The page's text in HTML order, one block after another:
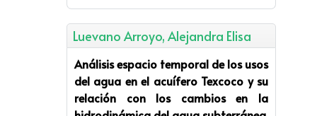
Luevano Arroyo, Alejandra Elisa
Análisis espacio temporal de los usos
del agua en el acuífero Texcoco y su
relación con los cambios en la